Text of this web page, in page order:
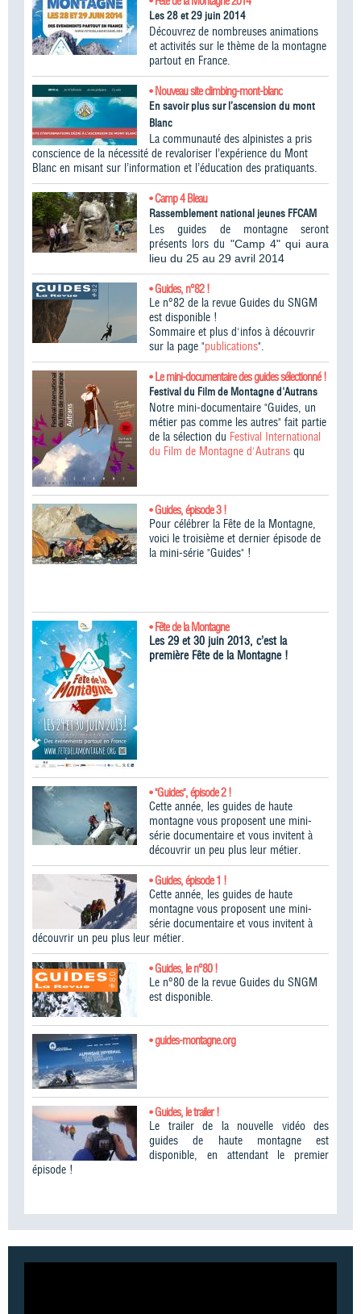
Les 28 et 29 juin 2014
Découvrez de nombreuses animations
et activités sur le thème de la montagne
partout en France.
• Nouveau site climbing-mont-blanc
En savoir plus sur l’ascension du mont
Blanc
La communauté des alpinistes a pris
conscience de la nécessité de revaloriser l’expérience du Mont
Blanc en misant sur l’information et l’éducation des pratiquants.
• Camp 4 Bleau
Rassemblement national jeunes FFCAM
Les guides de montagne seront
présents lors du "Camp 4" qui aura
lieu du 25 au 29 avril 2014
• Guides, n°82 !
Le n°82 de la revue Guides du SNGM
est disponible !
Sommaire et plus d'infos à découvrir
sur la page "publications".
• Le mini-documentaire des guides sélectionné !
Festival du Film de Montagne d'Autrans
Notre mini-documentaire "Guides, un
métier pas comme les autres" fait partie
de la sélection du Festival International
du Film de Montagne d'Autrans qu
• Guides, épisode 3 !
Pour célébrer la Fête de la Montagne,
voici le troisième et dernier épisode de
la mini-série "Guides" !
• Fête de la Montagne
Les 29 et 30 juin 2013, c’est la
première Fête de la Montagne !
• "Guides", épisode 2 !
Cette année, les guides de haute
montagne vous proposent une mini-
série documentaire et vous invitent à
découvrir un peu plus leur métier.
• Guides, épisode 1 !
Cette année, les guides de haute
montagne vous proposent une mini-
série documentaire et vous invitent à
découvrir un peu plus leur métier.
• Guides, le n°80 !
Le n°80 de la revue Guides du SNGM
est disponible.
• guides-montagne.org
• Guides, le trailer !
Le trailer de la nouvelle vidéo des
guides de haute montagne est
disponible, en attendant le premier
épisode !